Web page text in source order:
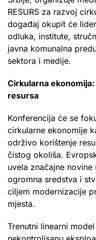
RESURS za razvoj
događaj okupit će
odluka, institute,
javna komunalna
sektora i medije.
Cirkularna
resursa
Konferencija će se
cirkularne ekonomije
održivo korištenje
čistog okoliša.
uvela značajne
ogromna sredstva i
ciljem modernizacije
mjesta.
Trenutni linearni